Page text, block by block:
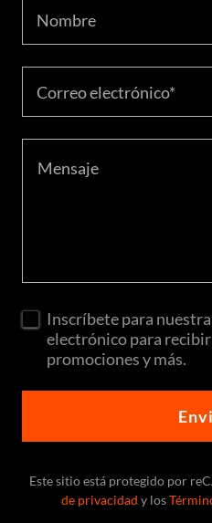
Nombre
Correo electrónico*
Inscríbete para
electrónico para
promociones y más.
Este sitio está protegido por
de privacidad y los